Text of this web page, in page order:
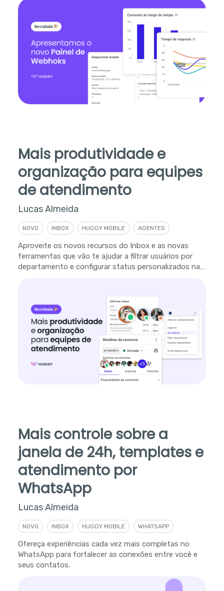
Mais produtividade e
organização para equipes
de atendimento
Lucas Almeida
NOVO INBOX HUGGY MOBILE AGENTES
Aproveite os novos recursos do Inbox e as novas
ferramentas que vão te ajudar a filtrar usuários por
departamento e configurar status personalizados na
Mais controle sobre a
janela de 24h, templates e
atendimento por
WhatsApp
Lucas Almeida
NOVO INBOX HUGGY MOBILE WHATSAPP
Ofereça experiências cada vez mais completas no
WhatsApp para fortalecer as conexões entre você e
seus contatos.